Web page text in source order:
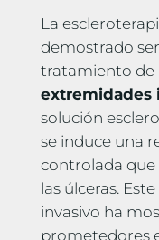
La
demostrado
tratamiento de
extremidades
solución
se induce una
controlada que
las úlceras.
invasivo ha
prometedores